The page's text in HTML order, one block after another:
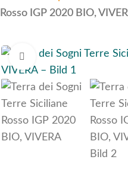
Rosso IGP 2020 BIO,
Click to enlarge